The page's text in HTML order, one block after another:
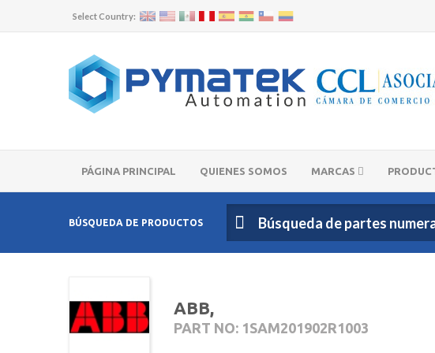
Select Country:
PÁGINA PRINCIPAL QUIENES SOMOS MARCAS
BÚSQUEDA DE PRODUCTOS
ABB,
PART NO: 1SAM201902R1003